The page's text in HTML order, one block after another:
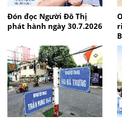
Đón đọc Người Đô Thị
phát hành ngày 30.7.2026